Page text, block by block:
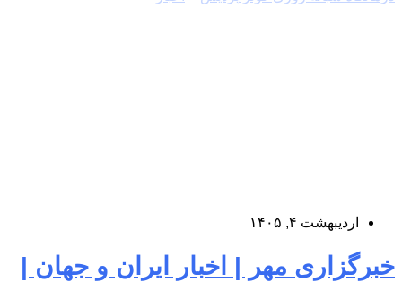
اردیبهشت ۴, ۱۴۰۵
خبرگزاری مهر | اخبار ایران و جهان |